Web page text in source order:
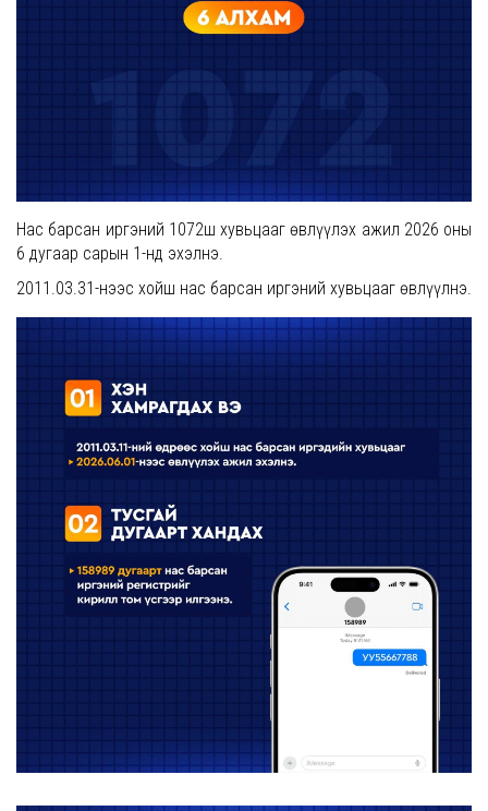
Нас барсан иргэний 1072ш хувьцааг өвлүүлэх ажил 2026 оны
6 дугаар сарын 1-нд эхэлнэ.
2011.03.31-нээс хойш нас барсан иргэний хувьцааг өвлүүлнэ.